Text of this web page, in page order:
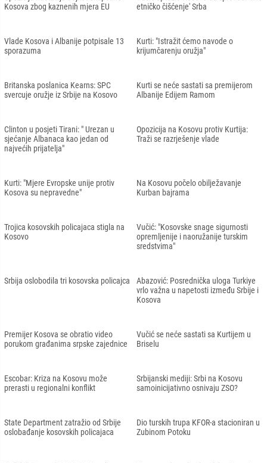
Kosova zbog kaznenih mjera EU
etničko čišćenje' Srba
Vlade Kosova i Albanije potpisale 13
sporazuma
Kurti: "Istražit ćemo navode o
krijumčarenju oružja"
Britanska poslanica Kearns: SPC
svercuje oružje iz Srbije na Kosovo
Kurti se neće sastati sa premijerom
Albanije Edijem Ramom
Clinton u posjeti Tirani: " Urezan u
sjećanje Albanaca kao jedan od
najvećih prijatelja"
Opozicija na Kosovu protiv Kurtija:
Traži se razrješenje vlade
Kurti: "Mjere Evropske unije protiv
Kosova su nepravedne"
Na Kosovu počelo obilježavanje
Kurban bajrama
Trojica kosovskih policajaca stigla na
Kosovo
Vučić: "Kosovske snage sigurnosti
opremljenije i naoružanije turskim
sredstvima"
Srbija oslobodila tri kosovska policajca
Abazović: Posrednička uloga Turkiye
vrlo važna u napetosti između Srbije i
Kosova
Premijer Kosova se obratio video
porukom građanima srpske zajednice
Vučić se neće sastati sa Kurtijem u
Briselu
Escobar: Kriza na Kosovu može
prerasti u regionalni konflikt
Srbijanski mediji: Srbi na Kosovu
samoinicijativno osnivaju ZSO?
State Department zatražio od Srbije
oslobađanje kosovskih policajaca
Dio turskih trupa KFOR-a stacioniran u
Zubinom Potoku